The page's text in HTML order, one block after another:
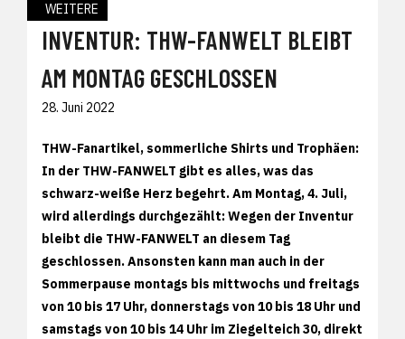
WEITERE
INVENTUR: THW-FANWELT BLEIBT
AM MONTAG GESCHLOSSEN
28. Juni 2022
THW-Fanartikel, sommerliche Shirts und Trophäen:
In der THW-FANWELT gibt es alles, was das
schwarz-weiße Herz begehrt. Am Montag, 4. Juli,
wird allerdings durchgezählt: Wegen der Inventur
bleibt die THW-FANWELT an diesem Tag
geschlossen. Ansonsten kann man auch in der
Sommerpause montags bis mittwochs und freitags
von 10 bis 17 Uhr, donnerstags von 10 bis 18 Uhr und
samstags von 10 bis 14 Uhr im Ziegelteich 30, direkt